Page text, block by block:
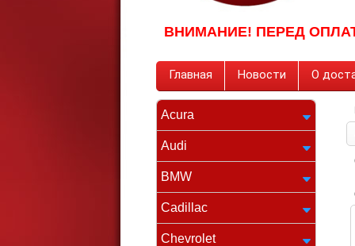
ВНИМАНИЕ! ПЕРЕД
Главная Новости О
Acura
Audi
BMW
Cadillac
Chevrolet